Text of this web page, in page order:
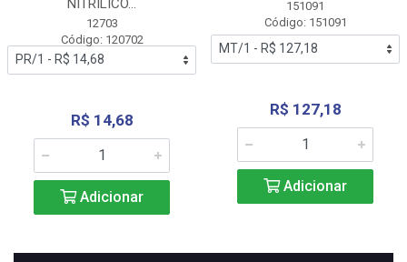
NITRÍLICO...
12703
Código: 120702
R$ 14,68
Adicionar
151091
Código: 151091
R$ 127,18
Adicionar